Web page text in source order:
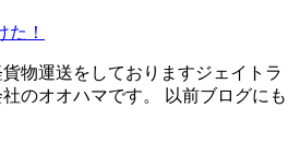
た！
物運送をしておりますジェイトラ
のオオハマです。 以前ブログにも